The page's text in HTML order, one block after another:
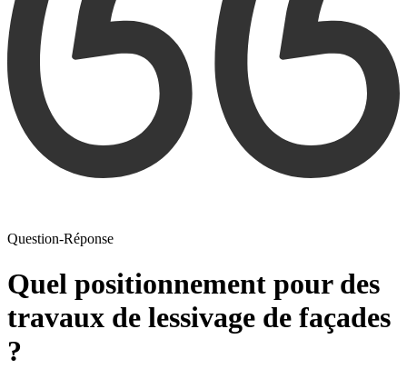
Question-Réponse
Quel positionnement pour des
travaux de lessivage de façades
?